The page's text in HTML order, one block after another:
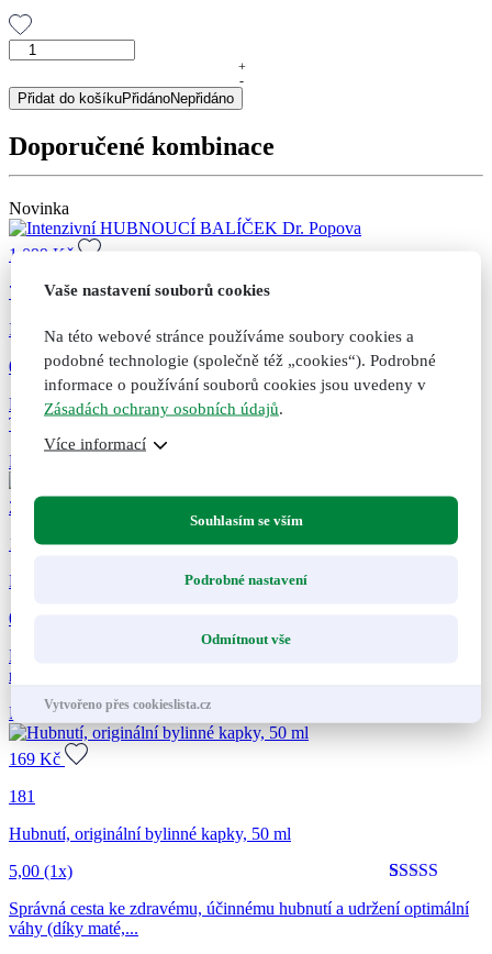
Pu-
polofermentovaný
čaj,
+
-
Přidat do košíkuPřidánoNepřidáno
Doporučené kombinace
Novinka
1 099 Kč
73
Intenzivní HUBNOUCÍ BALÍČEK Dr. Popova
0 hodnocení
Pro štíhlejší postavu a pohodlné hubnutí, promyšlená kombinace
TOP produktů za...
Přidat do košíku
295
177
Psyllium Dr. Popova SLIM kapsle, 120 ks
0 hodnocení
Pro efektivní a snadné hubnutí. Kombinace Psyllia a účinných
rostlinných extraktů.
Přidat do košíkuPřidáno do košíku
169 Kč
181
Hubnutí, originální bylinné kapky, 50 ml
z 5 na
5,00 (1x)
Správná cesta ke zdravému, účinnému hubnutí a udržení optimální
váhy (díky maté,...
Vaše nastavení souborů cookies
Na této webové stránce používáme soubory cookies a
podobné technologie (společně též „cookies“). Podrobné
informace o používání souborů cookies jsou uvedeny v
Zásadách ochrany osobních údajů.
Více informací
Souhlasím se vším
Podrobné nastavení
Odmítnout vše
Vytvořeno přes cookieslista.cz